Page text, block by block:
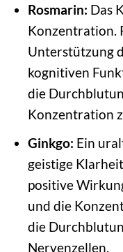
Rosmarin: Das
Konzentration.
Unterstützung
kognitiven
die
Konzentration
Ginkgo: Ein
geistige
positive
und die
die
Nervenzellen.